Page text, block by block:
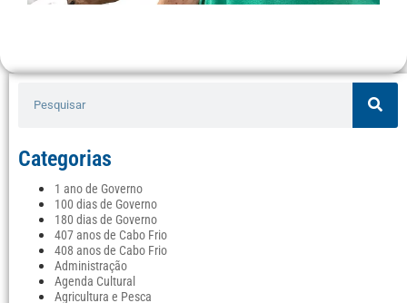
Categorias
1 ano de Governo
100 dias de Governo
180 dias de Governo
407 anos de Cabo Frio
408 anos de Cabo Frio
Administração
Agenda Cultural
Agricultura e Pesca